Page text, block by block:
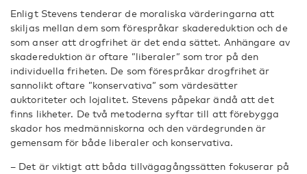
Enligt Stevens tenderar de moraliska värderingarna att
skiljas mellan dem som förespråkar skadereduktion och de
som anser att drogfrihet är det enda sättet. Anhängare av
skadereduktion är oftare ”liberaler” som tror på den
individuella friheten. De som förespråkar drogfrihet är
sannolikt oftare ”konservativa” som värdesätter
auktoriteter och lojalitet. Stevens påpekar ändå att det
finns likheter. De två metoderna syftar till att förebygga
skador hos medmänniskorna och den värdegrunden är
gemensam för både liberaler och konservativa.
– Det är viktigt att båda tillvägagångssätten fokuserar på